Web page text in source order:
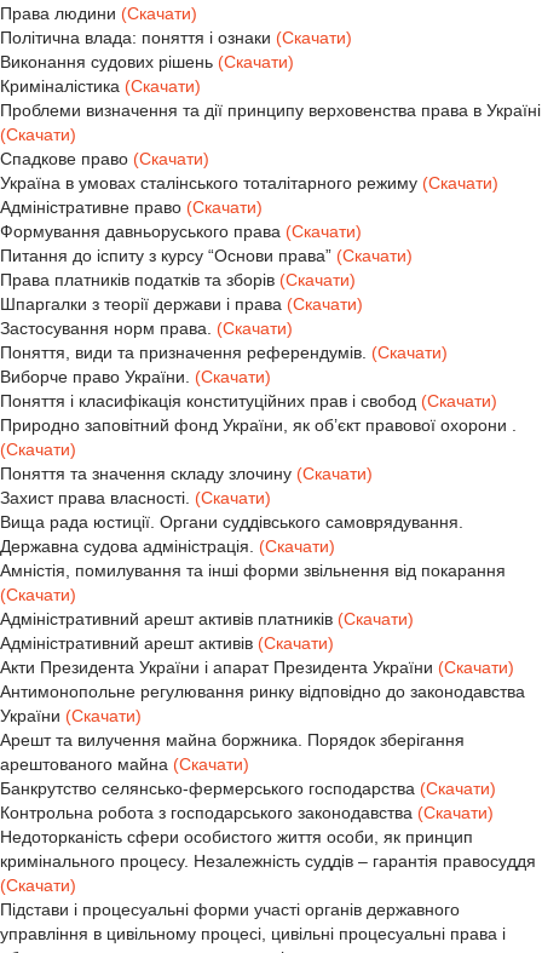
Права людини (Скачати)
Політична влада: поняття і ознаки (Скачати)
Виконання судових рішень (Скачати)
Криміналістика (Скачати)
Проблеми визначення та дії принципу верховенства права в Україні
(Скачати)
Спадкове право (Скачати)
Україна в умовах сталінського тоталітарного режиму (Скачати)
Адміністративне право (Скачати)
Формування давньоруського права (Скачати)
Питання до іспиту з курсу “Основи права” (Скачати)
Права платників податків та зборів (Скачати)
Шпаргалки з теорії держави і пpава (Скачати)
Застосування норм права. (Скачати)
Поняття, види та призначення референдумів. (Скачати)
Виборче право України. (Скачати)
Поняття і класифікація конституційних прав і свобод (Скачати)
Природно заповітний фонд України, як об’єкт правової охорони .
(Скачати)
Поняття та значення складу злочину (Скачати)
Захист права власності. (Скачати)
Вища рада юстиції. Органи суддівського самоврядування.
Державна судова адміністрація. (Скачати)
Амністія, помилування та інші форми звільнення від покарання
(Скачати)
Адміністративний арешт активів платників (Скачати)
Адміністративний арешт активів (Скачати)
Акти Президента України і апарат Президента України (Скачати)
Антимонопольне регулювання ринку відповідно до законодавства
України (Скачати)
Арешт та вилучення майна боржника. Порядок зберігання
арештованого майна (Скачати)
Банкрутство селянсько-фермерського господарства (Скачати)
Контрольна робота з господарського законодавства (Скачати)
Недоторканість сфери особистого життя особи, як принцип
кримінального процесу. Незалежність суддів – гарантія правосуддя
(Скачати)
Підстави і процесуальні форми участі органів державного
управління в цивільному процесі, цивільні процесуальні права і